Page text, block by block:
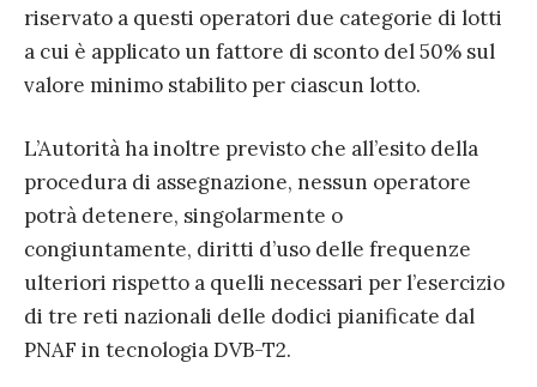
riservato a questi operatori due categorie di lotti
a cui è applicato un fattore di sconto del 50% sul
valore minimo stabilito per ciascun lotto.
L’Autorità ha inoltre previsto che all’esito della
procedura di assegnazione, nessun operatore
potrà detenere, singolarmente o
congiuntamente, diritti d’uso delle frequenze
ulteriori rispetto a quelli necessari per l’esercizio
di tre reti nazionali delle dodici pianificate dal
PNAF in tecnologia DVB-T2.